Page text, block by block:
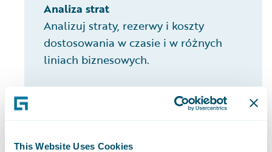
This Website Uses Cookies
Analiza strat
Analizuj straty, rezerwy i koszty
dostosowania w czasie i w różnych
liniach biznesowych.